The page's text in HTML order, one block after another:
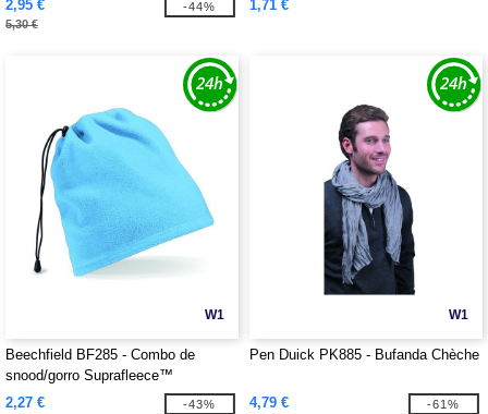
2,95 €
5,30 €
-44% 1,71 €
W1
Beechfield BF285 - Combo de
snood/gorro Suprafleece™
2,27 €
-43%
W1
Pen Duick PK885 - Bufanda Chèche
4,79 € -61%